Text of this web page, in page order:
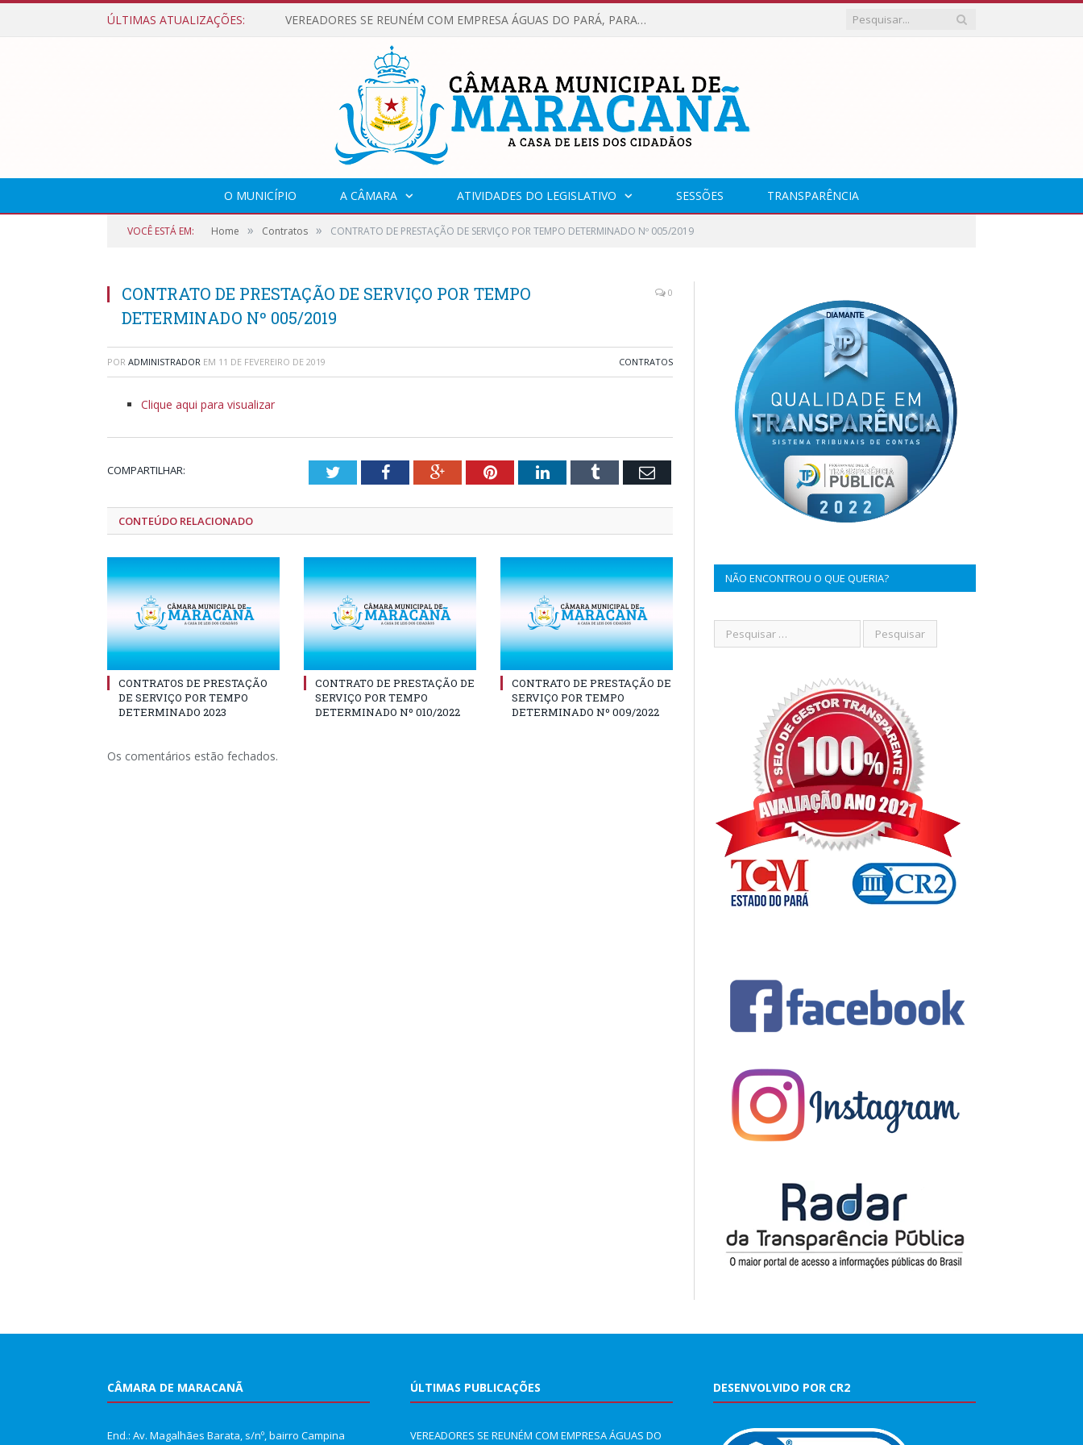
ÚLTIMAS ATUALIZAÇÕES: VEREADORES SE REUNÉM COM EMPRESA ÁGUAS DO PARÁ, PARA APRESENTAR REIVINDICAÇÕES E MELHORIAS NA QUALIDADE DOS SERVIÇOS OFERECIDOS Á POPULAÇÃO.
O MUNICÍPIO A CÂMARA ATIVIDADES DO LEGISLATIVO SESSÕES TRANSPARÊNCIA
VOCÊ ESTÁ EM: Home » Contratos » CONTRATO DE PRESTAÇÃO DE SERVIÇO POR TEMPO DETERMINADO Nº 005/2019
CONTRATO DE PRESTAÇÃO DE SERVIÇO POR TEMPO
DETERMINADO Nº 005/2019
0
POR ADMINISTRADOR EM 11 DE FEVEREIRO DE 2019 CONTRATOS
Clique aqui para visualizar
COMPARTILHAR: TwitterFacebookGoogle+PinterestLinkedInTumblr Email
CONTEÚDO RELACIONADO
CONTRATOS DE PRESTAÇÃO
DE SERVIÇO POR TEMPO
DETERMINADO 2023
CONTRATO DE PRESTAÇÃO DE
SERVIÇO POR TEMPO
DETERMINADO Nº 010/2022
CONTRATO DE PRESTAÇÃO DE
SERVIÇO POR TEMPO
DETERMINADO Nº 009/2022
Os comentários estão fechados.
NÃO ENCONTROU O QUE QUERIA?
CÂMARA DE MARACANÃ
End.: Av. Magalhães Barata, s/nº, bairro Campina
ÚLTIMAS PUBLICAÇÕES
VEREADORES SE REUNÉM COM EMPRESA ÁGUAS DO
DESENVOLVIDO POR CR2